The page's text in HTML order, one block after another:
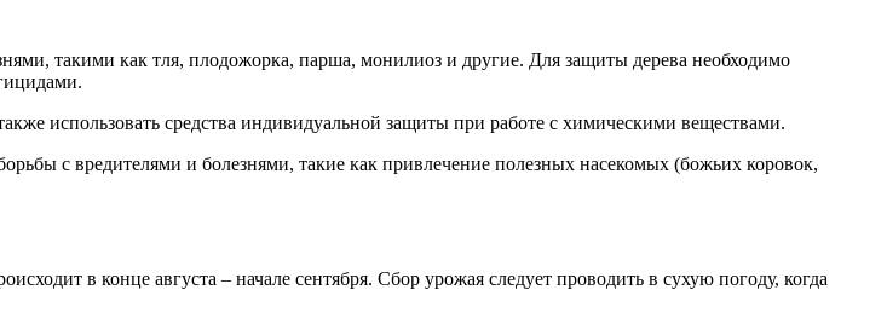
такими как тля, плодожорка, парша, монилиоз и другие. Для защиты дерева необходимо
использовать средства индивидуальной защиты при работе с химическими веществами.
с вредителями и болезнями, такие как привлечение полезных насекомых (божьих коровок,
в конце августа – начале сентября. Сбор урожая следует проводить в сухую погоду, когда